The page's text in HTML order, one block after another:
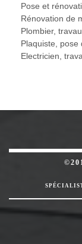
Pose et
Rénovation de
Plombier,
Plaquiste, pose
Electricien,